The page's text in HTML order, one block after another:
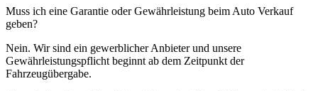
Muss ich eine Garantie oder Gewährleistung beim Auto Verkauf
geben?
Nein. Wir sind ein gewerblicher Anbieter und unsere
Gewährleistungspflicht beginnt ab dem Zeitpunkt der
Fahrzeugübergabe.